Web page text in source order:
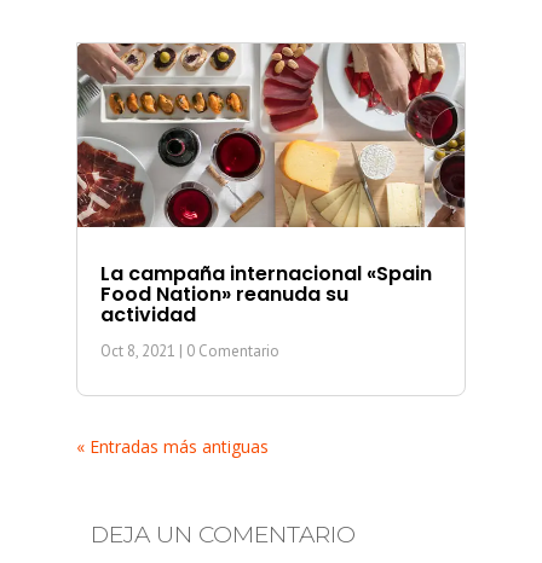
La campaña internacional «Spain
Food Nation» reanuda su
actividad
Oct 8, 2021 | 0 Comentario
« Entradas más antiguas
DEJA UN COMENTARIO